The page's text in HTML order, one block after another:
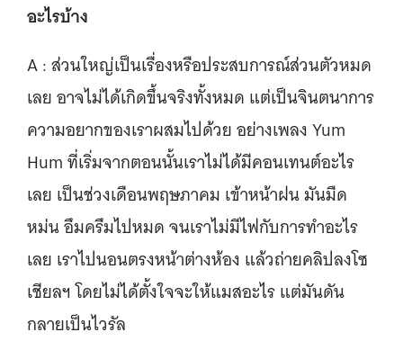
อะไรบ้าง
A : ส่วนใหญ่เป็นเรื่องหรือประสบการณ์ส่วนตัวหมด
เลย อาจไม่ได้เกิดขึ้นจริงทั้งหมด แต่เป็นจินตนาการ
ความอยากของเราผสมไปด้วย อย่างเพลง Yum
Hum ที่เริ่มจากตอนนั้นเราไม่ได้มีคอนเทนต์อะไร
เลย เป็นช่วงเดือนพฤษภาคม เข้าหน้าฝน มันมืด
หม่น อึมครึมไปหมด จนเราไม่มีไฟกับการทำอะไร
เลย เราไปนอนตรงหน้าต่างห้อง แล้วถ่ายคลิปลงโซ
เชียลฯ โดยไม่ได้ตั้งใจจะให้แมสอะไร แต่มันดัน
กลายเป็นไวรัล